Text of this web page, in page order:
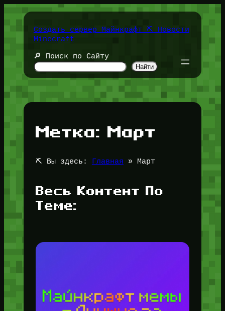
Перейти
содержимомуСоздать сервер Майнкрафт ⛏️ Новости
Minecraft
🔎 Поиск по Сайту
Найти
Метка: Март
⛏️ Вы здесь: Главная » Март
Весь Контент По
Теме: